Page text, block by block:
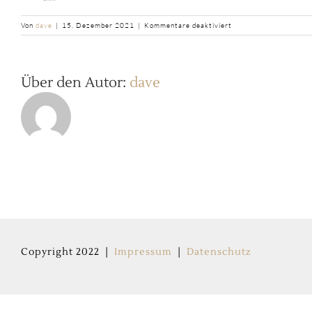
Von dave | 15. Dezember 2021 | Kommentare deaktiviert
Über den Autor: dave
Copyright 2022 | Impressum Datenschutz